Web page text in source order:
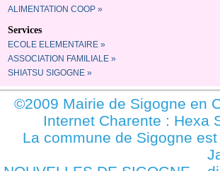
ALIMENTATION COOP »
Services
ECOLE ELEMENTAIRE »
ASSOCIATION FAMILIALE »
SHIATSU SIGOGNE »
©2009 Mairie de Sigogne en
Internet Charente : Hexa
La commune de Sigogne